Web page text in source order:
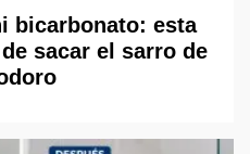
bicarbonato: esta
sacar el sarro de